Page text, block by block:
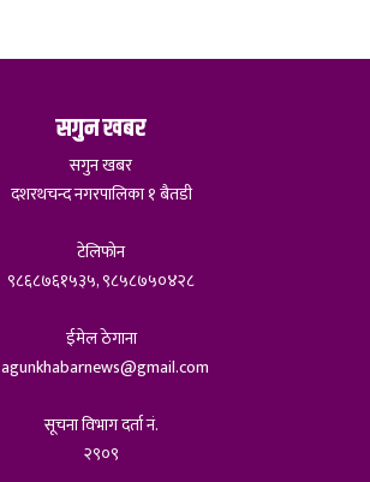
सगुन खबर
सगुन खबर
दशरथचन्द नगरपालिका १ बैतडी
टेलिफोन
९८६८७६१५३५, ९८५८७५०४२८
ईमेल ठेगाना
सूचना विभाग दर्ता नं.
२९०९